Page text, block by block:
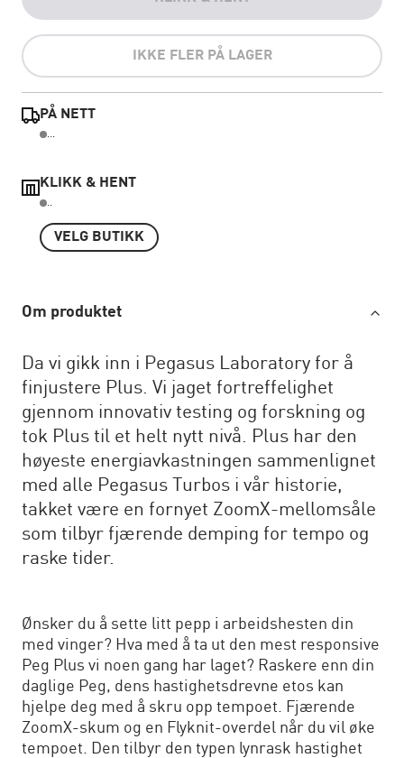
IKKE FLER PÅ LAGER
PÅ NETT
...
KLIKK & HENT
..
VELG BUTIKK
Om produktet
Da vi gikk inn i Pegasus Laboratory for å
finjustere Plus. Vi jaget fortreffelighet
gjennom innovativ testing og forskning og
tok Plus til et helt nytt nivå. Plus har den
høyeste energiavkastningen sammenlignet
med alle Pegasus Turbos i vår historie,
takket være en fornyet ZoomX-mellomsåle
som tilbyr fjærende demping for tempo og
raske tider.
Ønsker du å sette litt pepp i arbeidshesten din
med vinger? Hva med å ta ut den mest responsive
Peg Plus vi noen gang har laget? Raskere enn din
daglige Peg, dens hastighetsdrevne etos kan
hjelpe deg med å skru opp tempoet. Fjærende
ZoomX-skum og en Flyknit-overdel når du vil øke
tempoet. Den tilbyr den typen lynrask hastighet